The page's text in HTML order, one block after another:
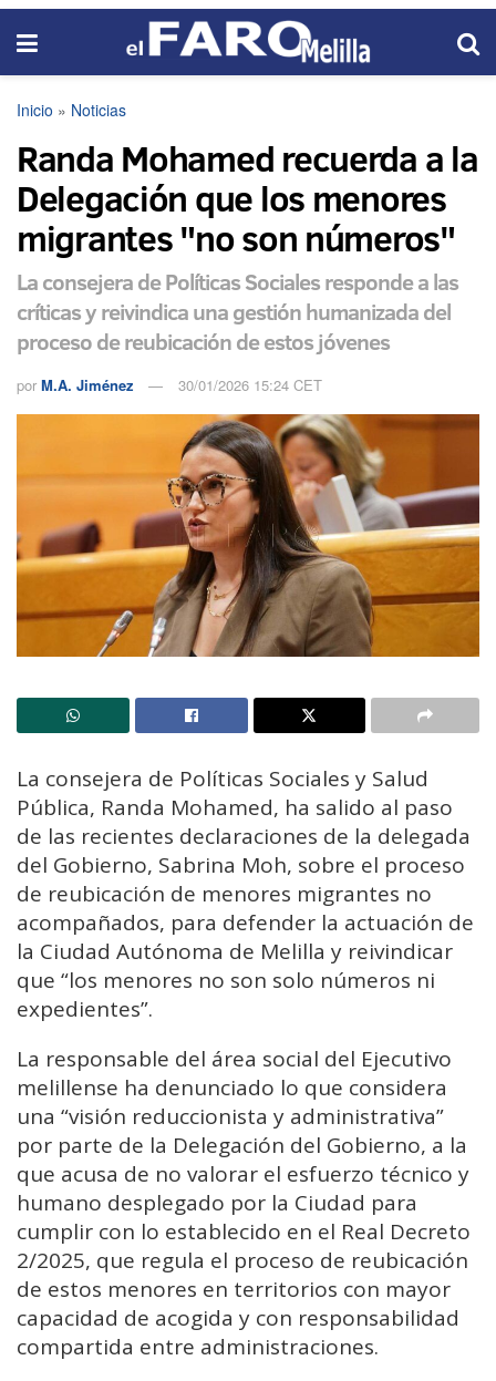
Inicio » Noticias
Randa Mohamed recuerda a la
Delegación que los menores
migrantes "no son números"
La consejera de Políticas Sociales responde a las
críticas y reivindica una gestión humanizada del
proceso de reubicación de estos jóvenes
por M.A. Jiménez 30/01/2026 15:24 CET
La consejera de Políticas Sociales y Salud
Pública, Randa Mohamed, ha salido al paso
de las recientes declaraciones de la delegada
del Gobierno, Sabrina Moh, sobre el proceso
de reubicación de menores migrantes no
acompañados, para defender la actuación de
la Ciudad Autónoma de Melilla y reivindicar
que “los menores no son solo números ni
expedientes”.
La responsable del área social del Ejecutivo
melillense ha denunciado lo que considera
una “visión reduccionista y administrativa”
por parte de la Delegación del Gobierno, a la
que acusa de no valorar el esfuerzo técnico y
humano desplegado por la Ciudad para
cumplir con lo establecido en el Real Decreto
2/2025, que regula el proceso de reubicación
de estos menores en territorios con mayor
capacidad de acogida y con responsabilidad
compartida entre administraciones.